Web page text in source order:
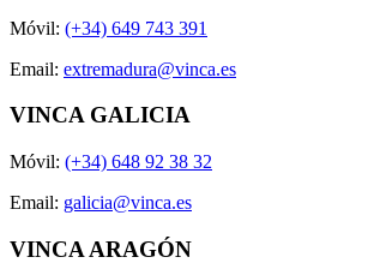
Móvil: (+34) 649 743 391
Email: extremadura@vinca.es
VINCA GALICIA
Móvil: (+34) 648 92 38 32
Email: galicia@vinca.es
VINCA ARAGÓN